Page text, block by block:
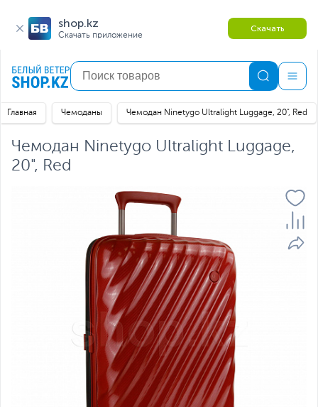
shop.kz
Скачать приложение
Скачать
Главная Чемоданы Чемодан Ninetygo Ultralight Luggage, 20", Red
Чемодан Ninetygo Ultralight Luggage,
20", Red